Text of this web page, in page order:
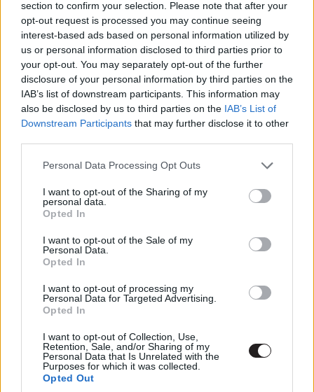
section to confirm your selection. Please note that after your
opt-out request is processed you may continue seeing
interest-based ads based on personal information utilized by
us or personal information disclosed to third parties prior to
your opt-out. You may separately opt-out of the further
disclosure of your personal information by third parties on the
IAB’s list of downstream participants. This information may
also be disclosed by us to third parties on the IAB’s List of
Downstream Participants that may further disclose it to other
Please note that this website/app uses one or more Google
not limited to your visit or usage behaviour. You may click to
grant or deny consent to Google and its third-party tags to
use your data for below specified purposes in below Google
consent section.
Personal Data Processing Opt Outs
I want to opt-out of the Sharing of my
personal data.
Opted In
I want to opt-out of the Sale of my
Personal Data.
Opted In
I want to opt-out of processing my
Personal Data for Targeted Advertising.
Opted In
I want to opt-out of Collection, Use,
Retention, Sale, and/or Sharing of my
Personal Data that Is Unrelated with the
Purposes for which it was collected.
Opted Out
Feliratkozom
Címkék: #james gunn #deadpool
#ironman
#vasember
#irány a pókverzum #into the spiderverse
Már lemezen is beszerezhető
az utóbbi két év legnézettebb
magyar filmje
Kovács Gergő|2022 február 28. 16:00
A Toxikoma kétféle változatban, több extra
tartalommal kiegészülve landolhat a
filmgyűjtőknél.